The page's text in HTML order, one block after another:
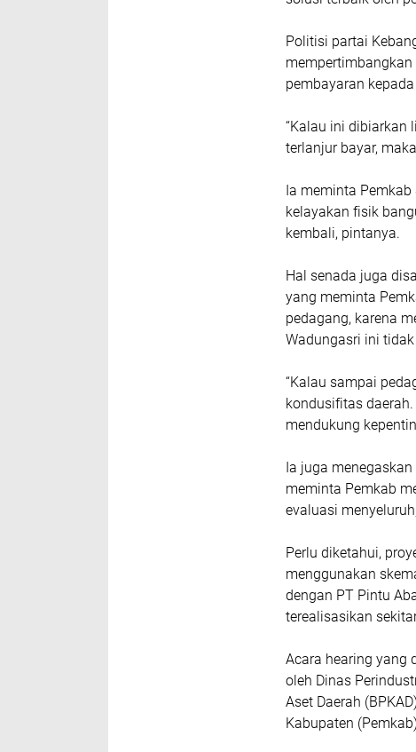
Politisi partai
pembayaran
“Kalau ini dibiarkan
terlanjur bayar,
Ia meminta
kelayakan fisik
kembali, pintanya.
Hal senada juga
yang meminta
pedagang, karena
Wadungasri ini
“Kalau sampai
kondusifitas
mendukung
Ia juga
meminta Pemkab
evaluasi
Perlu diketahui,
menggunakan
dengan PT Pintu
terealisasikan
Acara hearing yang
oleh Dinas
Aset Daerah
Kabupaten